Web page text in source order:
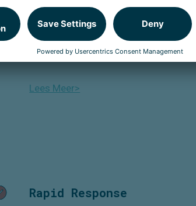
uw cybersecurity in huis. Daarna
voor een goede naleving doordat onze
Security en Privacy-medewerkers
regelmatig audits uitvoeren.
Lees Meer>
Rapid Response